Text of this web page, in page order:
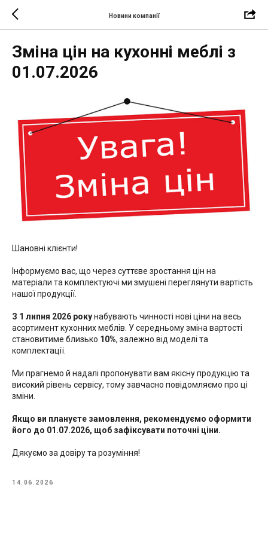
Новини компанії
Зміна цін на кухонні меблі з
01.07.2026
Шановні клієнти!
Інформуємо вас, що через суттєве зростання цін на
матеріали та комплектуючі ми змушені переглянути вартість
нашої продукції.
З 1 липня 2026 рокунабувають чинності нові ціни на весь
асортимент кухонних меблів. У середньому зміна вартості
становитиме близько 10%, залежно від моделі та
комплектації.
Ми прагнемо й надалі пропонувати вам якісну продукцію та
високий рівень сервісу, тому завчасно повідомляємо про ці
зміни.
Якщо ви плануєте замовлення, рекомендуємо оформити
його до 01.07.2026, щоб зафіксувати поточні ціни.
Дякуємо за довіру та розуміння!
14.06.2026